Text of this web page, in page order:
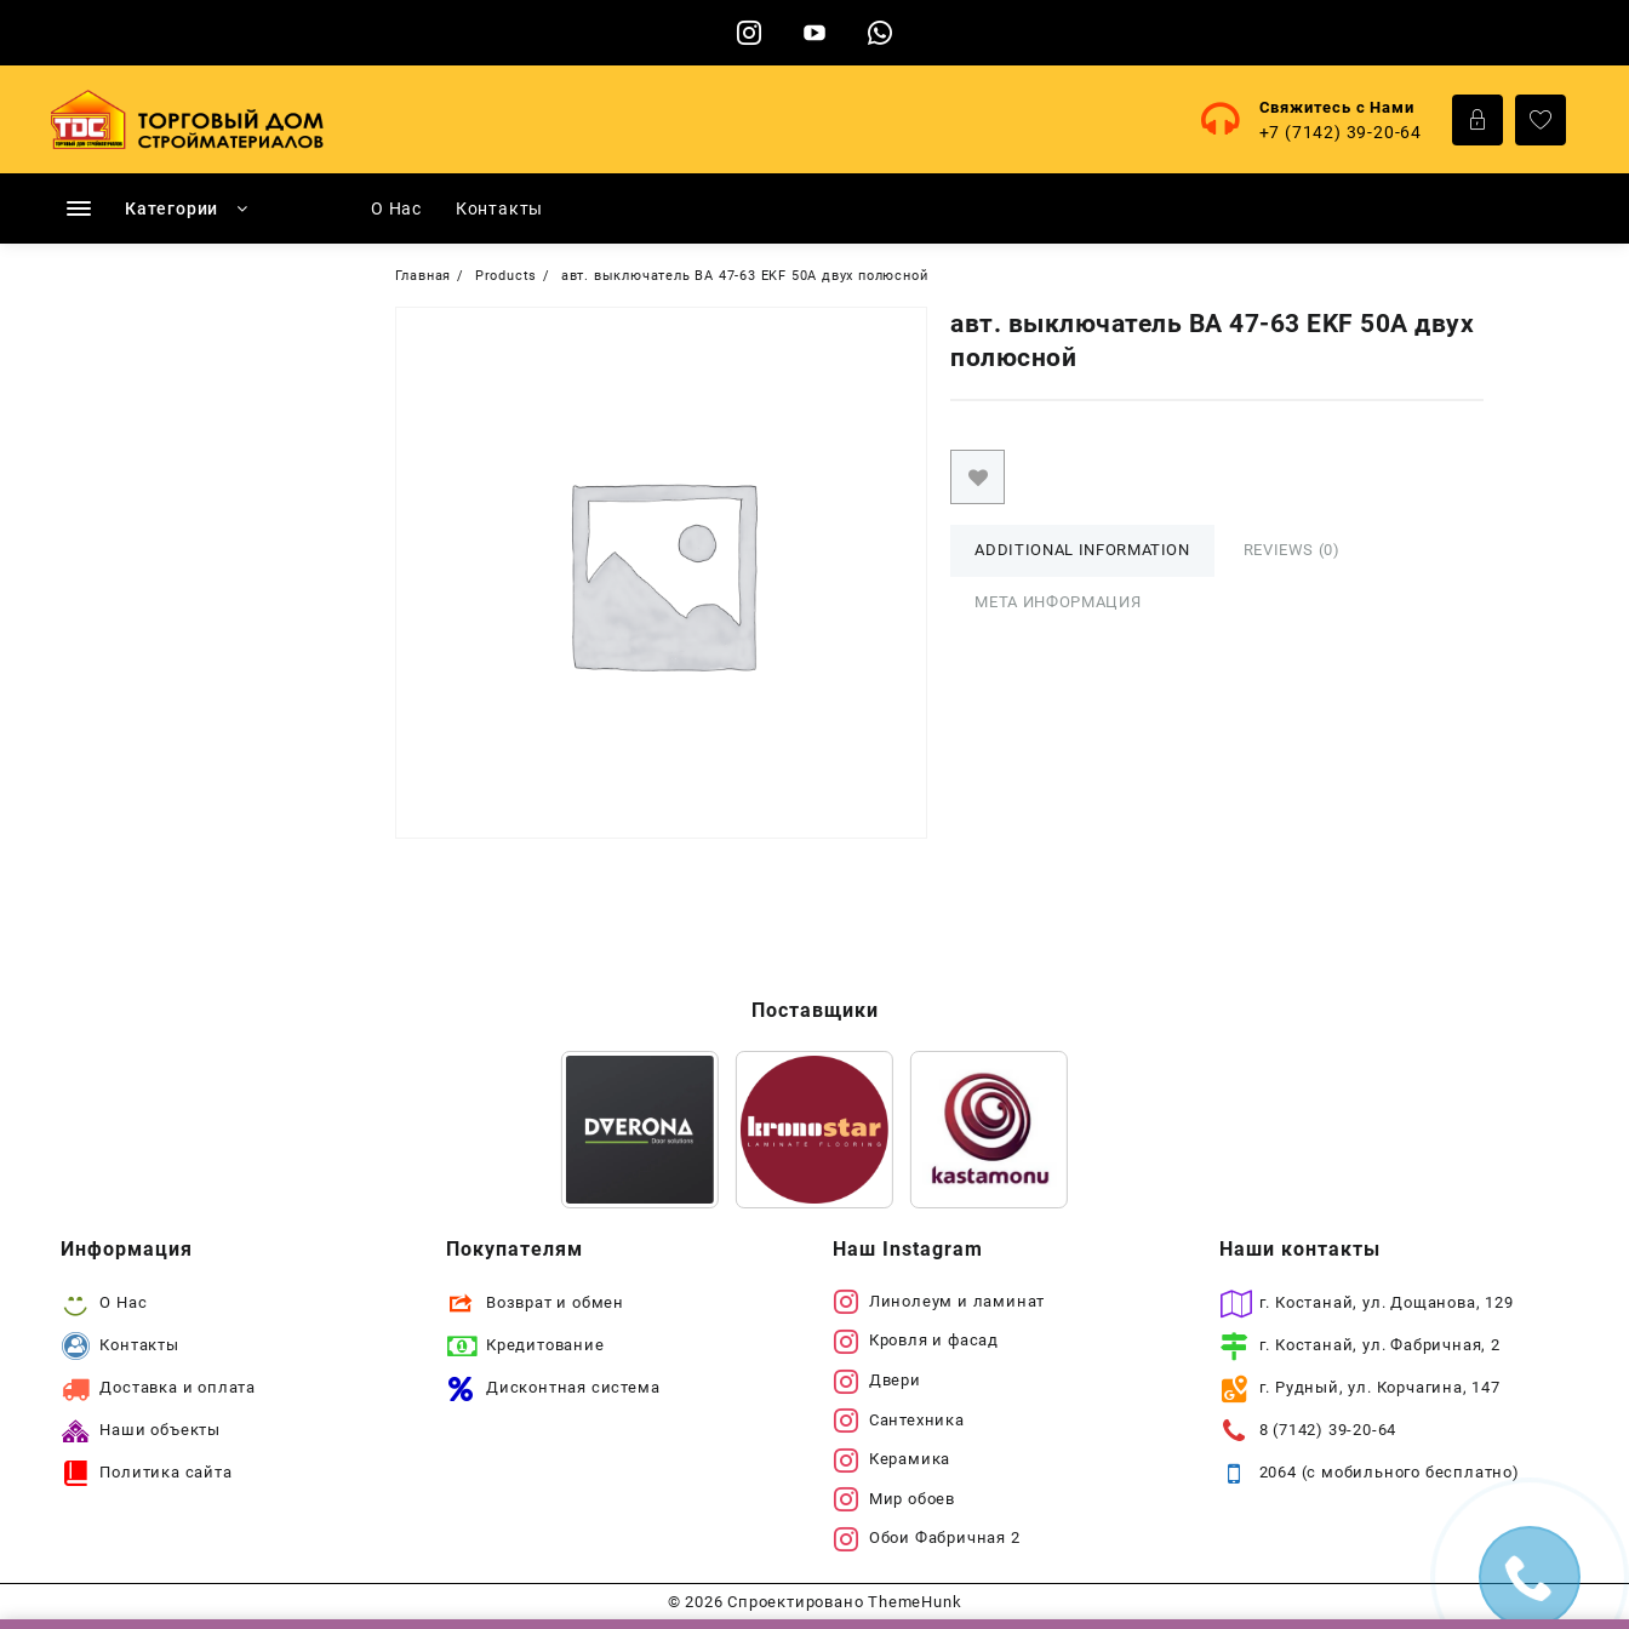
содержимому
Свяжитесь с Нами
+7 (7142) 39-20-64
Категории О Нас Контакты
Главная Products авт. выключатель ВА 47-63 EKF 50А двух полюсной
авт. выключатель ВА 47-63 EKF 50А двух
полюсной
ADDITIONAL INFORMATION REVIEWS (0)
МЕТА ИНФОРМАЦИЯ
Поставщики
Информация
О Нас
Контакты
Доставка и оплата
Наши объекты
Политика сайта
Покупателям
Возврат и обмен
Кредитование
Дисконтная система
Наш Instagram
Линолеум и ламинат
Кровля и фасад
Двери
Сантехника
Керамика
Мир обоев
Обои Фабричная 2
Наши контакты
г. Костанай, ул. Дощанова, 129
г. Костанай, ул. Фабричная, 2
г. Рудный, ул. Корчагина, 147
8 (7142) 39-20-64
2064 (с мобильного бесплатно)
© 2026Спроектировано ThemeHunk